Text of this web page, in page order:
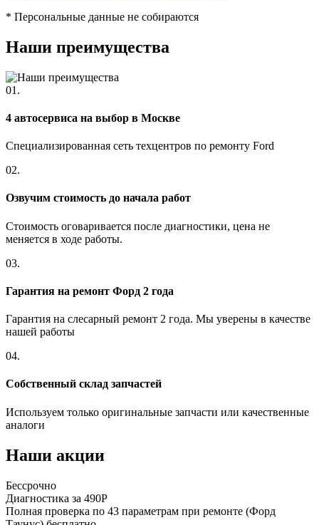
* Персональные данные не собираются
Наши преимущества
01.
4 автосервиса на выбор в Москве
Специализированная сеть техцентров по ремонту Ford
02.
Озвучим стоимость до начала работ
Стоимость оговаривается после диагностики, цена не
меняется в ходе работы.
03.
Гарантия на ремонт Форд 2 года
Гарантия на слесарный ремонт 2 года. Мы уверены в качестве
нашей работы
04.
Собственный склад запчастей
Используем только оригинальные запчасти или качественные
аналоги
Наши акции
Бессрочно
Диагностика за 490Р
Полная проверка по 43 параметрам при ремонте (Форд